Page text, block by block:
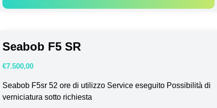
Seabob F5 SR
€7.500,00
Seabob F5sr 52 ore di utilizzo Service eseguito Possibilità di
verniciatura sotto richiesta